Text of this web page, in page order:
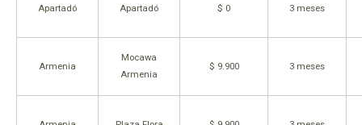
Apartadó Apartadó $ 0 3 meses
Armenia
Mocawa
Armenia
$ 9.900 3 meses